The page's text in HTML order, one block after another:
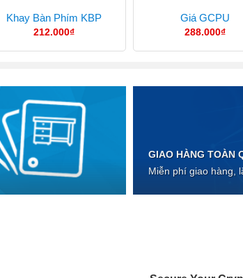
Khay Bàn Phím KBP
212.000₫
Giá GCPU
288.000₫
GIAO HÀNG TOÀN
Miễn phí giao hàng,